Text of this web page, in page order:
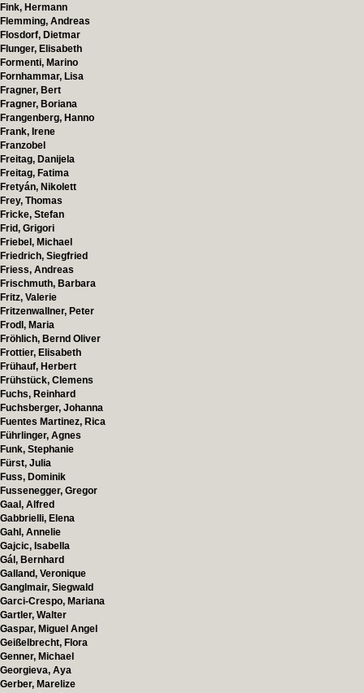
Fink, Hermann
Flemming, Andreas
Flosdorf, Dietmar
Flunger, Elisabeth
Formenti, Marino
Fornhammar, Lisa
Fragner, Bert
Fragner, Boriana
Frangenberg, Hanno
Frank, Irene
Franzobel
Freitag, Danijela
Freitag, Fatima
Fretyán, Nikolett
Frey, Thomas
Fricke, Stefan
Frid, Grigori
Friebel, Michael
Friedrich, Siegfried
Friess, Andreas
Frischmuth, Barbara
Fritz, Valerie
Fritzenwallner, Peter
Frodl, Maria
Fröhlich, Bernd Oliver
Frottier, Elisabeth
Frühauf, Herbert
Frühstück, Clemens
Fuchs, Reinhard
Fuchsberger, Johanna
Fuentes Martinez, Rica
Führlinger, Agnes
Funk, Stephanie
Fürst, Julia
Fuss, Dominik
Fussenegger, Gregor
Gaal, Alfred
Gabbrielli, Elena
Gahl, Annelie
Gajcic, Isabella
Gál, Bernhard
Galland, Veronique
Ganglmair, Siegwald
Garci-Crespo, Mariana
Gartler, Walter
Gaspar, Miguel Angel
Geißelbrecht, Flora
Genner, Michael
Georgieva, Aya
Gerber, Marelize